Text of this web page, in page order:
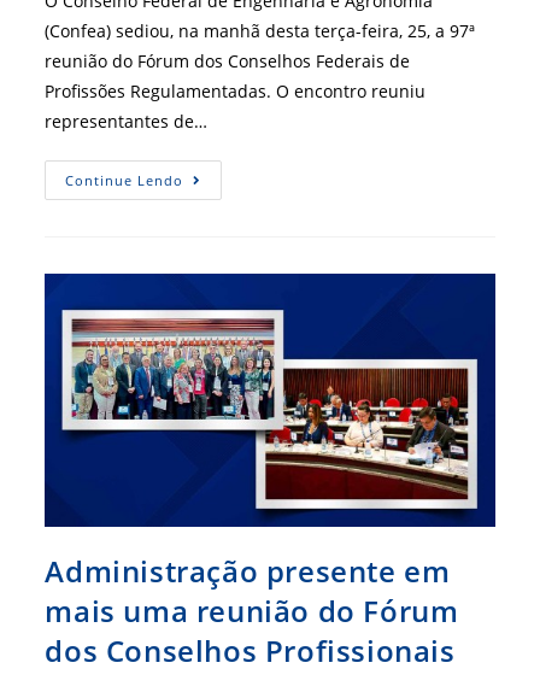
(Confea) sediou, na manhã desta terça-feira, 25, a 97ª
reunião do Fórum dos Conselhos Federais de
Profissões Regulamentadas. O encontro reuniu
representantes de…
Continue Lendo Conselhos
Profissionais
Ativos
Administração presente em
mais uma reunião do Fórum
dos Conselhos Profissionais